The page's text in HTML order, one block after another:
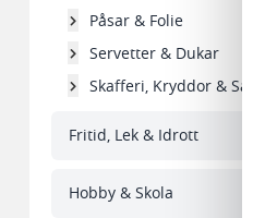
Påsar & Folie
Servetter & Dukar
Skafferi, Kryddor & Såser
Fritid, Lek & Idrott
Hobby & Skola